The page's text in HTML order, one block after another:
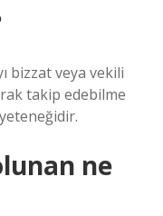
bizzat veya vekili
takip edebilme
ne